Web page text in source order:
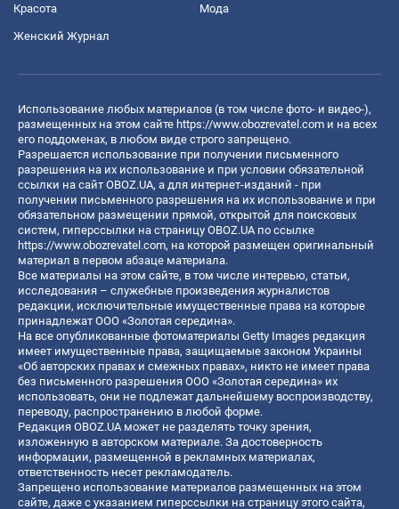
Красота Мода
Женский Журнал
Использование любых материалов (в том числе фото- и видео-),
размещенных на этом сайте https://www.obozrevatel.com и на всех
его поддоменах, в любом виде строго запрещено.
Разрешается использование при получении письменного
разрешения на их использование и при условии обязательной
ссылки на сайт OBOZ.UA, а для интернет-изданий - при
получении письменного разрешения на их использование и при
обязательном размещении прямой, открытой для поисковых
систем, гиперссылки на страницу OBOZ.UA по ссылке
https://www.obozrevatel.com, на которой размещен оригинальный
материал в первом абзаце материала.
Все материалы на этом сайте, в том числе интервью, статьи,
исследования – служебные произведения журналистов
редакции, исключительные имущественные права на которые
принадлежат ООО «Золотая середина».
На все опубликованные фотоматериалы Getty Images редакция
имеет имущественные права, защищаемые законом Украины
«Об авторских правах и смежных правах», никто не имеет права
без письменного разрешения ООО «Золотая середина» их
использовать, они не подлежат дальнейшему воспроизводству,
переводу, распространению в любой форме.
Редакция OBOZ.UA может не разделять точку зрения,
изложенную в авторском материале. За достоверность
информации, размещенной в рекламных материалах,
ответственность несет рекламодатель.
Запрещено использование материалов размещенных на этом
сайте, даже с указанием гиперссылки на страницу этого сайта,